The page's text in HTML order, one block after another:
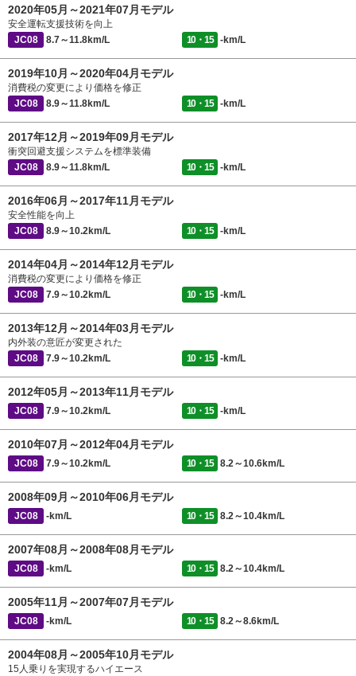
2020年05月～2021年07月モデル
安全運転支援技術を向上
JC08
8.7～11.8km/L 10・15 -km/L
2019年10月～2020年04月モデル
消費税の変更により価格を修正
JC08
8.9～11.8km/L 10・15 -km/L
2017年12月～2019年09月モデル
衝突回避支援システムを標準装備
JC08
8.9～11.8km/L 10・15 -km/L
2016年06月～2017年11月モデル
安全性能を向上
JC08
8.9～10.2km/L 10・15 -km/L
2014年04月～2014年12月モデル
消費税の変更により価格を修正
JC08
7.9～10.2km/L 10・15 -km/L
2013年12月～2014年03月モデル
内外装の意匠が変更された
JC08
7.9～10.2km/L 10・15 -km/L
2012年05月～2013年11月モデル
JC08 7.9～10.2km/L 10・15 -km/L
2010年07月～2012年04月モデル
JC08 7.9～10.2km/L 10・15 8.2～10.6km/L
2008年09月～2010年06月モデル
JC08 -km/L 10・15 8.2～10.4km/L
2007年08月～2008年08月モデル
JC08 -km/L 10・15 8.2～10.4km/L
2005年11月～2007年07月モデル
JC08 -km/L 10・15 8.2～8.6km/L
2004年08月～2005年10月モデル
15人乗りを実現するハイエース